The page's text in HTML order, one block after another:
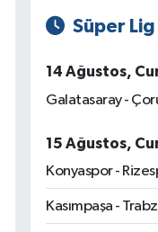
Süper
14 Ağustos,
Galatasaray -
15 Ağustos,
Konyaspor -
Kasımpaşa -